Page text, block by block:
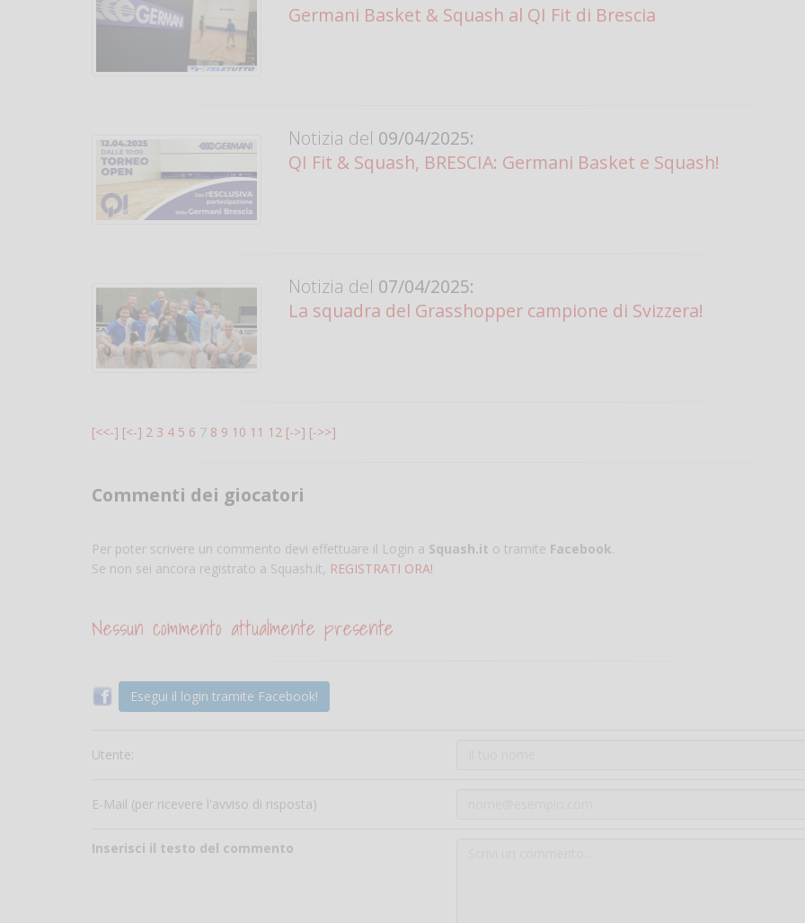
Germani Basket & Squash al QI Fit di Brescia
Notizia del 09/04/2025:
QI Fit & Squash, BRESCIA: Germani Basket e Squash!
Notizia del 07/04/2025:
La squadra del Grasshopper campione di Svizzera!
[<<-] [<-] 2 3 4 5 6 7 8 9 10 11 12 [->] [->>]
Commenti dei giocatori
Per poter scrivere un commento devi effettuare il Login a Squash.it o tramite Facebook.
Se non sei ancora registrato a Squash.it, REGISTRATI ORA!
Nessun commento attualmente presente
Esegui il login tramite Facebook!
Utente:
E-Mail (per ricevere l'avviso di risposta)
Inserisci il testo del commento